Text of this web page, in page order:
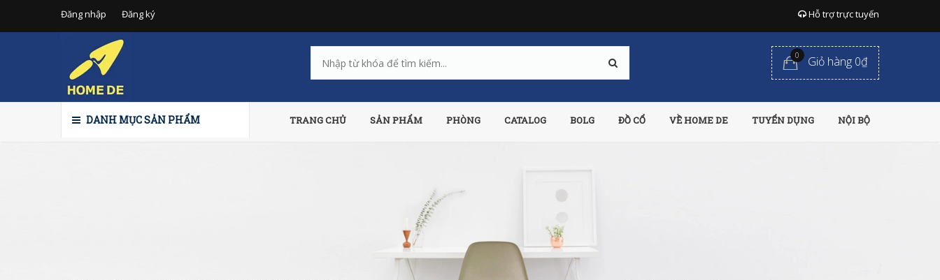
Đăng nhập Đăng ký Hỗ trợ trực tuyến
0 Giỏ hàng 0₫
DANH MỤC SẢN PHẨM TRANG CHỦ SẢN PHẨM PHÒNG CATALOG BOLG ĐỒ CỔ VỀ HOME DE TUYỂN DỤNG NỘI BỘ